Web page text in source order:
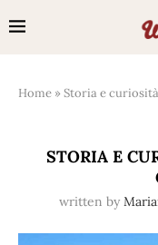
Home »Storia e
STORIA E
written by